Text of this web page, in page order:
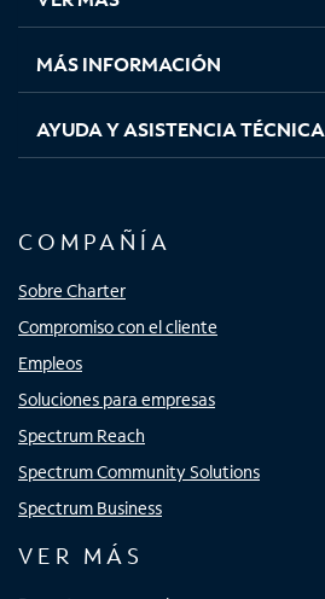
nuevanuevanuevanueva
MÁS INFORMACIÓN
AYUDA Y ASISTENCIA TÉCNICA
COMPAÑÍA
Sobre Charter
Compromiso con el cliente
Empleos
Soluciones para empresas
Spectrum Reach
Spectrum Community Solutions
Spectrum Business
VER MÁS